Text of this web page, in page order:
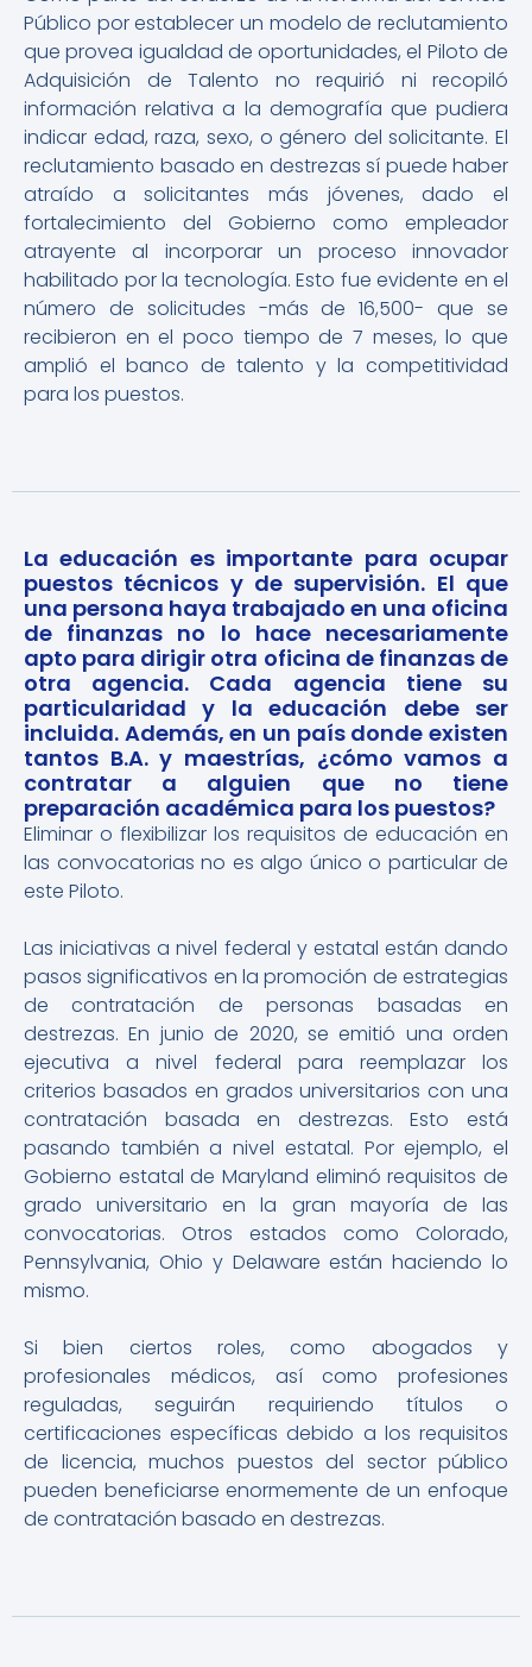
Público por establecer un modelo de reclutamiento
que provea igualdad de oportunidades, el Piloto de
Adquisición de Talento no requirió ni recopiló
información relativa a la demografía que pudiera
indicar edad, raza, sexo, o género del solicitante. El
reclutamiento basado en destrezas sí puede haber
atraído a solicitantes más jóvenes, dado el
fortalecimiento del Gobierno como empleador
atrayente al incorporar un proceso innovador
habilitado por la tecnología. Esto fue evidente en el
número de solicitudes -más de 16,500- que se
recibieron en el poco tiempo de 7 meses, lo que
amplió el banco de talento y la competitividad
para los puestos.
La educación es importante para ocupar
puestos técnicos y de supervisión. El que
una persona haya trabajado en una oficina
de finanzas no lo hace necesariamente
apto para dirigir otra oficina de finanzas de
otra agencia. Cada agencia tiene su
particularidad y la educación debe ser
incluida. Además, en un país donde existen
tantos B.A. y maestrías, ¿cómo vamos a
contratar a alguien que no tiene
preparación académica para los puestos?
Eliminar o flexibilizar los requisitos de educación en
las convocatorias no es algo único o particular de
este Piloto.
Las iniciativas a nivel federal y estatal están dando
pasos significativos en la promoción de estrategias
de contratación de personas basadas en
destrezas. En junio de 2020, se emitió una orden
ejecutiva a nivel federal para reemplazar los
criterios basados ​​en grados universitarios con una
contratación basada en destrezas. Esto está
pasando también a nivel estatal. Por ejemplo, el
Gobierno estatal de Maryland eliminó requisitos de
grado universitario en la gran mayoría de las
convocatorias. Otros estados como Colorado,
Pennsylvania, Ohio y Delaware están haciendo lo
mismo.
Si bien ciertos roles, como abogados y
profesionales médicos, así como profesiones
reguladas, seguirán requiriendo títulos o
certificaciones específicas debido a los requisitos
de licencia, muchos puestos del sector público
pueden beneficiarse enormemente de un enfoque
de contratación basado en destrezas.